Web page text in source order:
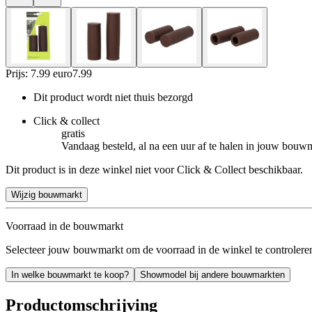
Prijs: 7.99 euro7.99
Dit product wordt niet thuis bezorgd
Click & collect
gratis
Vandaag besteld, al na een uur af te halen in jouw
Dit product is in deze winkel niet voor Click & Collect beschikbaar.
Wijzig bouwmarkt
Voorraad in de bouwmarkt
Selecteer jouw bouwmarkt om de voorraad in de winkel te
In welke bouwmarkt te koop? Showmodel bij andere bouwmarkten
Productomschrijving